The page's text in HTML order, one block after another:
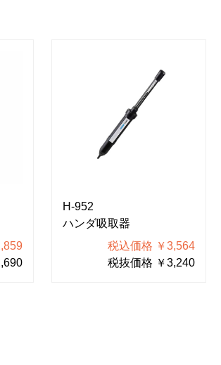
H-952
ハンダ吸取器
税込価格 ￥3,564
税抜価格 ￥3,240